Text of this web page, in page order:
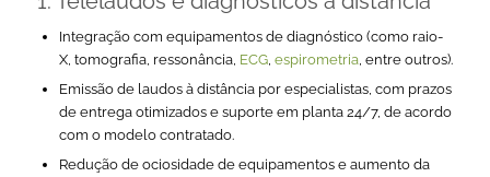
Integração com equipamentos de diagnóstico (como raio-
X, tomografia, ressonância, ECG, espirometria, entre outros).
Emissão de laudos à distância por especialistas, com prazos
de entrega otimizados e suporte em planta 24/7, de acordo
com o modelo contratado.
Redução de ociosidade de equipamentos e aumento da